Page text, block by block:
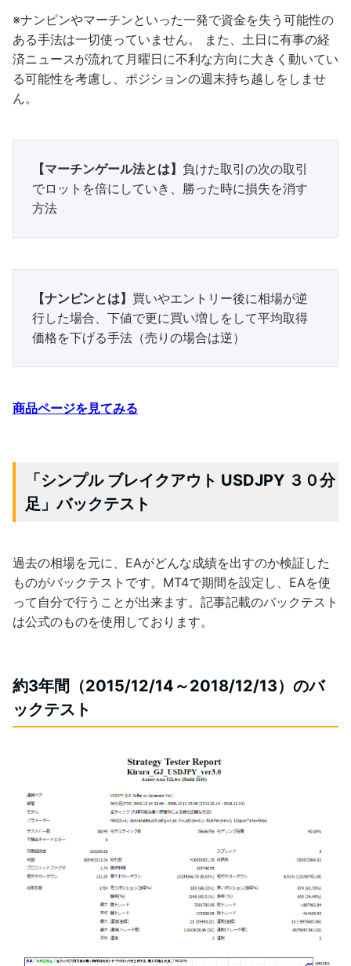
※ナンピンやマーチンといった一発で資金を失う可能性の
ある手法は一切使っていません。 また、土日に有事の経
済ニュースが流れて月曜日に不利な方向に大きく動いてい
る可能性を考慮し、ポジションの週末持ち越しをしませ
ん。
【マーチンゲール法とは】 負けた取引の次の取引
でロットを倍にしていき、勝った時に損失を消す
方法
【ナンピンとは】 買いやエントリー後に相場が逆
行した場合、下値で更に買い増しをして平均取得
価格を下げる手法（売りの場合は逆）
商品ページを見てみる
「シンプル ブレイクアウト USDJPY ３０分
足」バックテスト
過去の相場を元に、EAがどんな成績を出すのか検証した
ものがバックテストです。MT4で期間を設定し、EAを使
って自分で行うことが出来ます。記事記載のバックテスト
は公式のものを使用しております。
約3年間（2015/12/14～2018/12/13）のバ
ックテスト